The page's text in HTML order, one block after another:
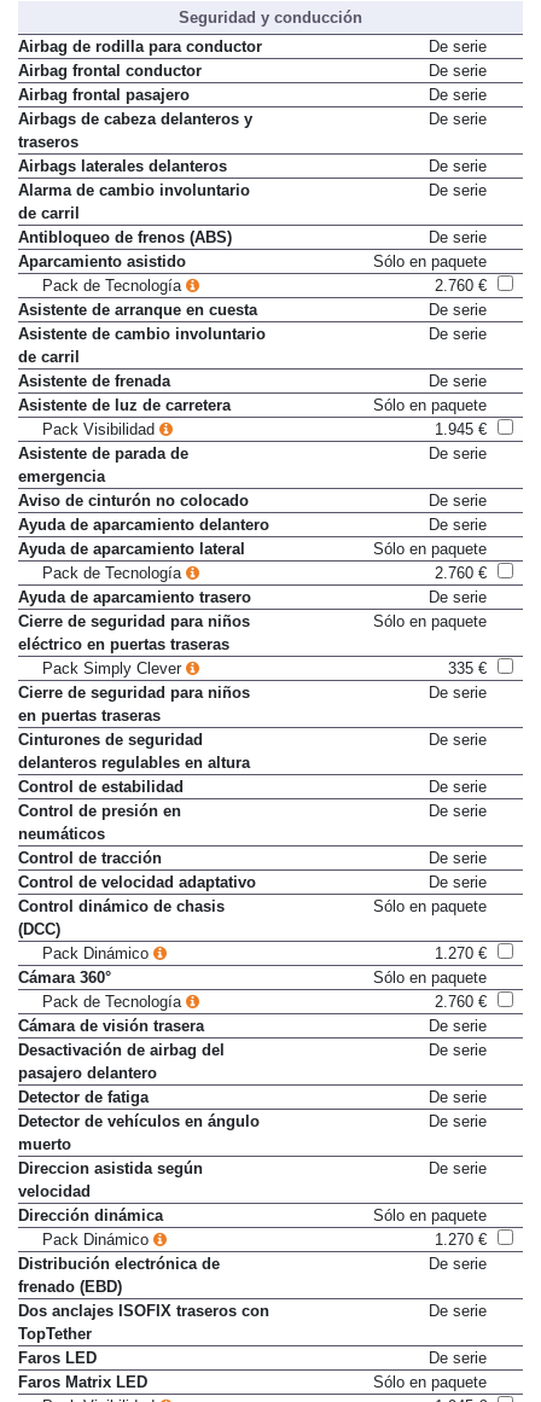
Seguridad y conducción
Airbag de rodilla para conductor
De serie
Airbag frontal conductor
De serie
Airbag frontal pasajero
De serie
Airbags de cabeza delanteros y
traseros
De serie
Airbags laterales delanteros
De serie
Alarma de cambio involuntario
de carril
De serie
Antibloqueo de frenos (ABS)
De serie
Aparcamiento asistido
Sólo en paquete
Pack de Tecnología
2.760 €
Asistente de arranque en cuesta
De serie
Asistente de cambio involuntario
de carril
De serie
Asistente de frenada
De serie
Asistente de luz de carretera
Sólo en paquete
Pack Visibilidad
1.945 €
Asistente de parada de
emergencia
De serie
Aviso de cinturón no colocado
De serie
Ayuda de aparcamiento delantero
De serie
Ayuda de aparcamiento lateral
Sólo en paquete
Pack de Tecnología
2.760 €
Ayuda de aparcamiento trasero
De serie
Cierre de seguridad para niños
eléctrico en puertas traseras
Sólo en paquete
Pack Simply Clever
335 €
Cierre de seguridad para niños
en puertas traseras
De serie
Cinturones de seguridad
delanteros regulables en altura
De serie
Control de estabilidad
De serie
Control de presión en
neumáticos
De serie
Control de tracción
De serie
Control de velocidad adaptativo
De serie
Control dinámico de chasis
(DCC)
Sólo en paquete
Pack Dinámico
1.270 €
Cámara 360°
Sólo en paquete
Pack de Tecnología
2.760 €
Cámara de visión trasera
De serie
Desactivación de airbag del
pasajero delantero
De serie
Detector de fatiga
De serie
Detector de vehículos en ángulo
muerto
De serie
Direccion asistida según
velocidad
De serie
Dirección dinámica
Sólo en paquete
Pack Dinámico
1.270 €
Distribución electrónica de
frenado (EBD)
De serie
Dos anclajes ISOFIX traseros con
TopTether
De serie
Faros LED
De serie
Faros Matrix LED
Sólo en paquete